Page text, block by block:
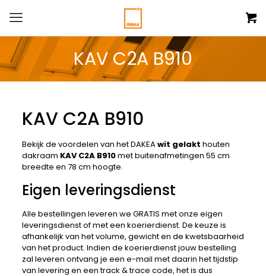
KAV C2A B910
KAV C2A B910
Bekijk de voordelen van het DAKEAwit gelakt houten
dakraam KAV C2A B910met buitenafmetingen 55 cm
breedte en 78 cm hoogte.
Eigen leveringsdienst
Alle bestellingen leveren we GRATIS met onze eigen
leveringsdienst of met een koerierdienst. De keuze is
afhankelijk van het volume, gewicht en de kwetsbaarheid
van het product. Indien de koerierdienst jouw bestelling
zal leveren ontvang je een e-mail met daarin het tijdstip
van levering en een track & trace code, het is dus